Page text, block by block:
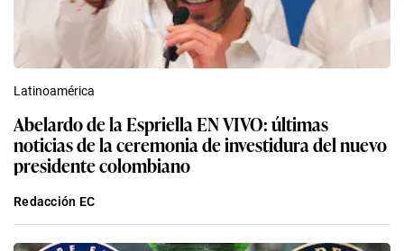
Latinoamérica
Abelardo de la Espriella EN VIVO: últimas
noticias de la ceremonia de investidura del nuevo
presidente colombiano
Redacción EC